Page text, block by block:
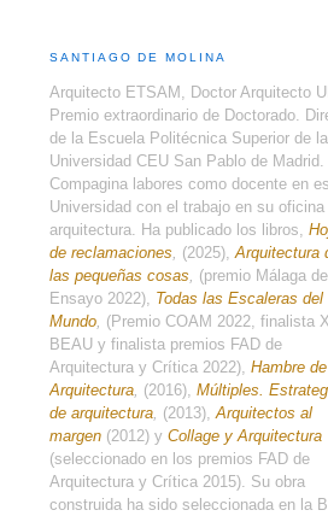
SANTIAGO DE MOLINA
Arquitecto ETSAM, Doctor Arquitecto
Premio extraordinario de Doctorado.
de la Escuela Politécnica Superior de la
Universidad CEU San Pablo de Madrid.
Compagina labores como docente en
Universidad con el trabajo en su oficina
arquitectura. Ha publicado los libros,
de reclamaciones
(2025),Arquitectura
las pequeñas cosas
(premio Málaga de
Ensayo 2022), Todas las Escaleras del
Mundo (Premio COAM 2022, finalista
BEAU y finalista premios FAD de
Arquitectura y Crítica 2022),Hambre de
Arquitectura (2016),Múltiples.
de arquitectura (2013),Arquitectos al
margen (2012) yCollage y Arquitectura
(seleccionado en los premios FAD de
Arquitectura y Crítica 2015). Su obra
construida ha sido seleccionada en la